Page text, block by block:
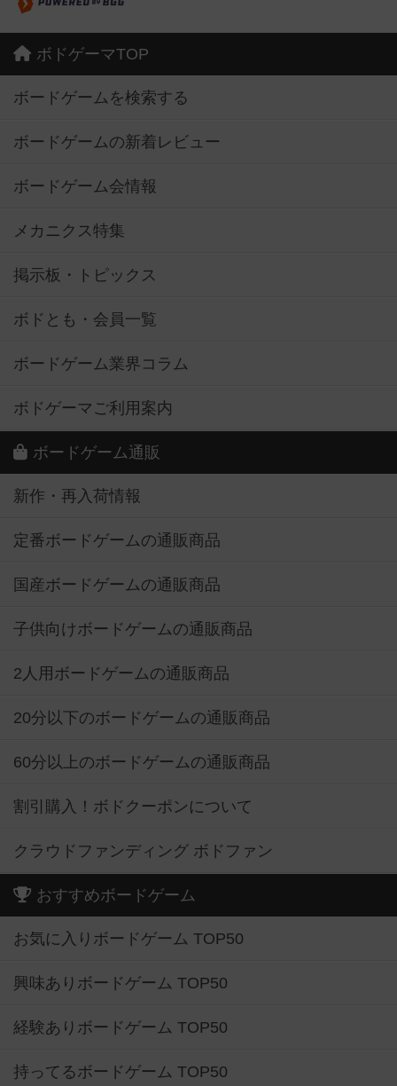
ボドゲーマTOP
ボードゲームを検索する
ボードゲームの新着レビュー
ボードゲーム会情報
メカニクス特集
掲示板・トピックス
ボドとも・会員一覧
ボードゲーム業界コラム
ボドゲーマご利用案内
ボードゲーム通販
新作・再入荷情報
定番ボードゲームの通販商品
国産ボードゲームの通販商品
子供向けボードゲームの通販商品
2人用ボードゲームの通販商品
20分以下のボードゲームの通販商品
60分以上のボードゲームの通販商品
割引購入！ボドクーポンについて
クラウドファンディング ボドファン
おすすめボードゲーム
お気に入りボードゲーム TOP50
興味ありボードゲーム TOP50
経験ありボードゲーム TOP50
持ってるボードゲーム TOP50